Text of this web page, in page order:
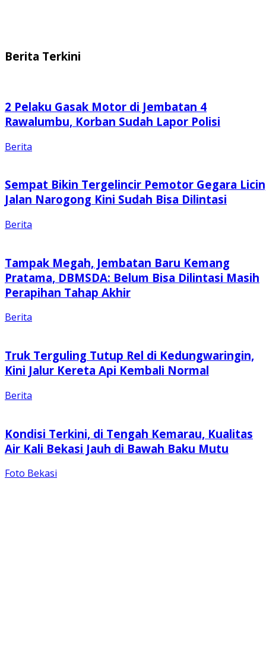
Berita Terkini
2 Pelaku Gasak Motor di Jembatan 4
Rawalumbu, Korban Sudah Lapor Polisi
Berita
Sempat Bikin Tergelincir Pemotor Gegara
Jalan Narogong Kini Sudah Bisa Dilintasi
Berita
Tampak Megah, Jembatan Baru Kemang
Pratama, DBMSDA: Belum Bisa Dilintasi Masih
Perapihan Tahap Akhir
Berita
Truk Terguling Tutup Rel di Kedungwaringin,
Kini Jalur Kereta Api Kembali Normal
Berita
Kondisi Terkini, di Tengah Kemarau, Kualitas
Air Kali Bekasi Jauh di Bawah Baku Mutu
Foto Bekasi